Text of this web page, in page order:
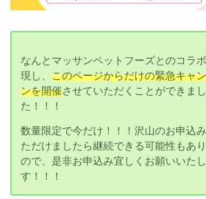
なんとマッサンペットフーズとのコラ
現し、このページからだけの緊急キャ
ンを開催させていただくことができまし
た！！！
数量限定で今だけ！！！沢山のお申込
ただけましたら継続できる可能性もあ
ので、是非お申込み宜しくお願いいた
す！！！